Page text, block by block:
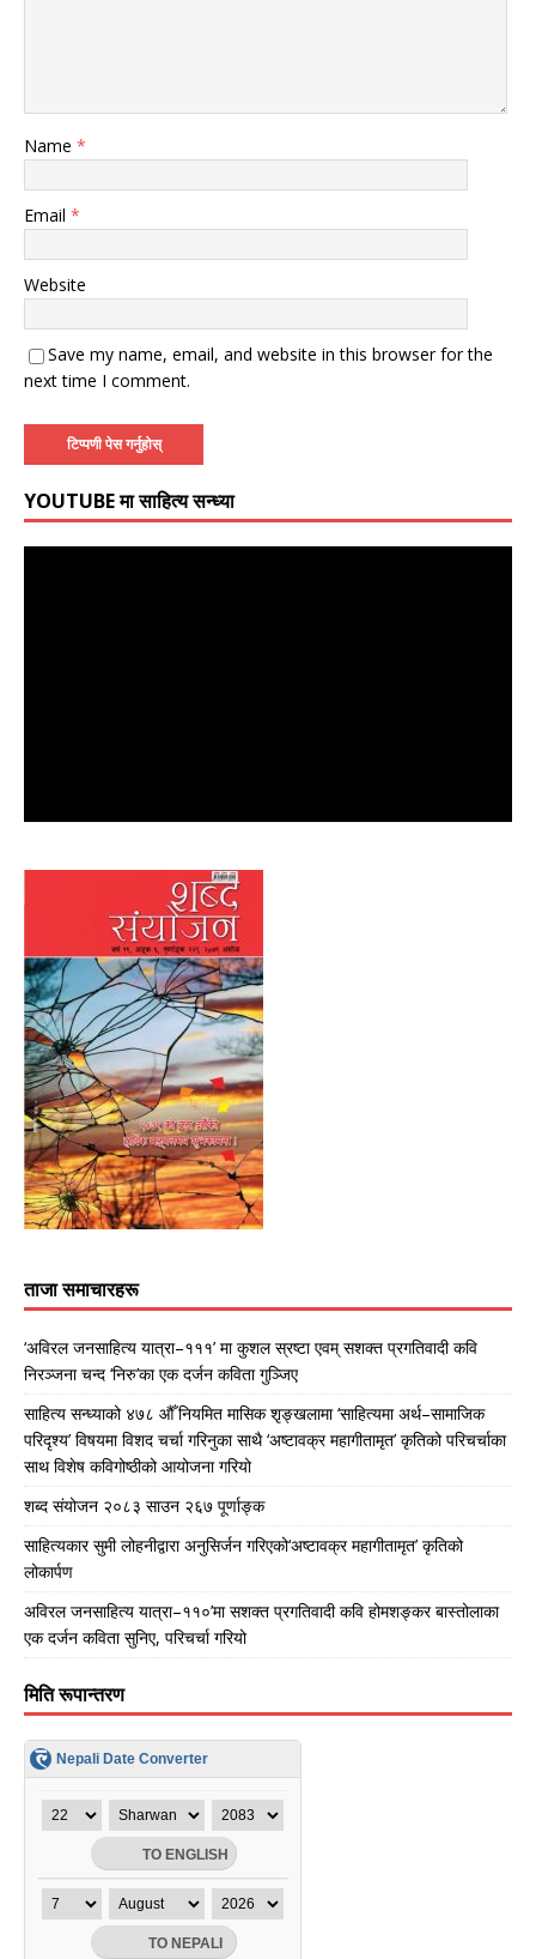
Name *
Email *
Website
Save my name, email, and website in this browser for the
next time I comment.
YOUTUBE मा साहित्य सन्ध्या
ताजा समाचारहरू
‘अविरल जनसाहित्य यात्रा–१११’ मा कुशल स्रष्टा एवम् सशक्त प्रगतिवादी कवि
निरञ्जना चन्द ‘निरु’का एक दर्जन कविता गुञ्जिए
साहित्य सन्ध्याको ४७८ औँ नियमित मासिक शृङ्खलामा ‘साहित्यमा अर्थ–सामाजिक
परिदृश्य’ विषयमा विशद चर्चा गरिनुका साथै ‘अष्टावक्र महागीतामृत’ कृतिको परिचर्चाका
साथ विशेष कविगोष्ठीको आयोजना गरियो
शब्द संयोजन २०८३ साउन २६७ पूर्णाङ्क
साहित्यकार सुमी लोहनीद्वारा अनुसिर्जन गरिएको‘अष्टावक्र महागीतामृत’ कृतिको
लोकार्पण
अविरल जनसाहित्य यात्रा–११०’मा सशक्त प्रगतिवादी कवि होमशङ्कर बास्तोलाका
एक दर्जन कविता सुनिए, परिचर्चा गरियो
मिति रूपान्तरण
Nepali Date Converter